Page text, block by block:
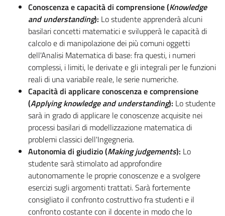
Conoscenza e capacità di comprensione (Knowledge
and understanding): Lo studente apprenderà alcuni
basilari concetti matematici e svilupperà le capacità di
calcolo e di manipolazione dei più comuni oggetti
dell'Analisi Matematica di base: fra questi, i numeri
complessi, i limiti, le derivate e gli integrali per le funzioni
reali di una variabile reale, le serie numeriche.
Capacità di applicare conoscenza e comprensione
(Applying knowledge and understanding): Lo studente
sarà in grado di applicare le conoscenze acquisite nei
processi basilari di modellizzazione matematica di
problemi classici dell'Ingegneria.
Autonomia di giudizio (Making judgements): Lo
studente sarà stimolato ad approfondire
autonomamente le proprie conoscenze e a svolgere
esercizi sugli argomenti trattati. Sarà fortemente
consigliato il confronto costruttivo fra studenti e il
confronto costante con il docente in modo che lo